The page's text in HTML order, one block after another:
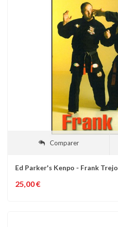
Comparer
Ed Parker's Kenpo - Frank Trejo
25,00 €